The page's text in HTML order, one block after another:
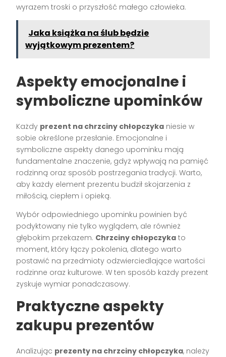
wyrazem troski o przyszłość małego człowieka.
Jaka książka na ślub będzie
wyjątkowym prezentem?
Aspekty emocjonalne i
symboliczne upominków
Każdy prezent na chrzciny chłopczyka niesie w
sobie określone przesłanie. Emocjonalne i
symboliczne aspekty danego upominku mają
fundamentalne znaczenie, gdyż wpływają na pamięć
rodzinną oraz sposób postrzegania tradycji. Warto,
aby każdy element prezentu budził skojarzenia z
miłością, ciepłem i opieką.
Wybór odpowiedniego upominku powinien być
podyktowany nie tylko wyglądem, ale również
głębokim przekazem. Chrzciny chłopczyka to
moment, który łączy pokolenia, dlatego warto
postawić na przedmioty odzwierciedlające wartości
rodzinne oraz kulturowe. W ten sposób każdy prezent
zyskuje wymiar ponadczasowy.
Praktyczne aspekty
zakupu prezentów
Analizując prezenty na chrzciny chłopczyka, należy